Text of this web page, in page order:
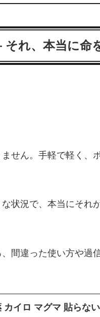
れ、本当に命
せん。手軽で軽く、
状況で、本当にそれ
、間違った使い方や過
カイロ マグマ 貼らな